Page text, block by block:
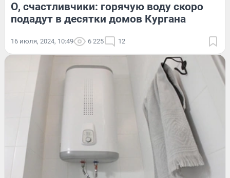
О, счастливчики: горячую воду скоро
подадут в десятки домов Кургана
16 июля, 2024, 10:49 6 225 12